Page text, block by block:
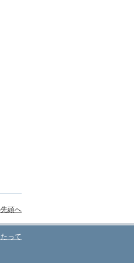
頭へ
って